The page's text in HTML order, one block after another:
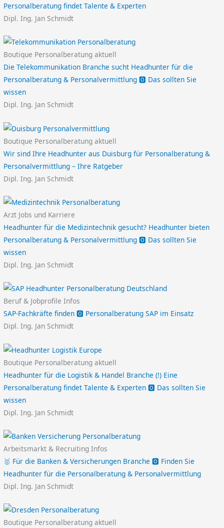
Personalberatung findet Talente & Experten
Dipl. Ing. Jan Schmidt
Boutique Personalberatung aktuell
Die Telekommunikation Branche sucht Headhunter für die
Personalberatung & Personalvermittlung 🅾️ Das sollten Sie
wissen
Dipl. Ing. Jan Schmidt
Boutique Personalberatung aktuell
Wir sind Ihre Headhunter aus Duisburg für Personalberatung &
Personalvermittlung – Ihre Ratgeber
Dipl. Ing. Jan Schmidt
Arzt Jobs und Karriere
Headhunter für die Medizintechnik gesucht? Headhunter bieten
Personalberatung & Personalvermittlung 🅾️ Das sollten Sie
wissen
Dipl. Ing. Jan Schmidt
Beruf & Jobprofile Infos
SAP-Fachkräfte finden 🅾️ Personalberatung SAP im Einsatz
Dipl. Ing. Jan Schmidt
Boutique Personalberatung aktuell
Headhunter für die Logistik & Handel Branche (!) Eine
Personalberatung findet Talente & Experten 🅾️ Das sollten Sie
wissen
Dipl. Ing. Jan Schmidt
Arbeitsmarkt & Recruiting Infos
🥇 Für die Banken & Versicherungen Branche 🅾️ Finden Sie
Headhunter für die Personalberatung & Personalvermittlung
Dipl. Ing. Jan Schmidt
Boutique Personalberatung aktuell